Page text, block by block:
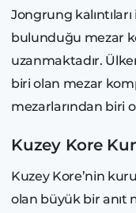
Jongrung
bulunduğu mezar
uzanmaktadır.
biri olan mezar
mezarlarından biri
Kuzey Kore
Kuzey Kore’nin
olan büyük bir anıt